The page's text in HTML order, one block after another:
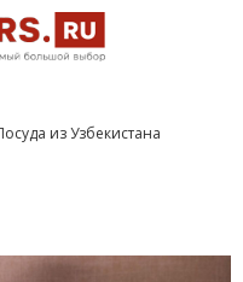
из Узбекистана